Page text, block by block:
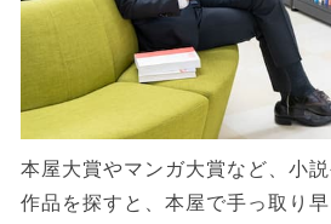
本屋大賞やマンガ大賞など、小
作品を探すと、本屋で手っ取り